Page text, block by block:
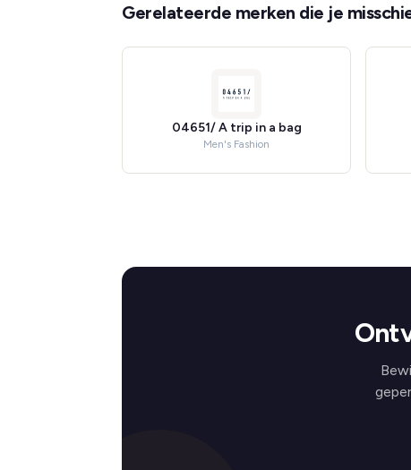
Gerelateerde merken die je
04651/ A trip in a bag
Men's Fashion